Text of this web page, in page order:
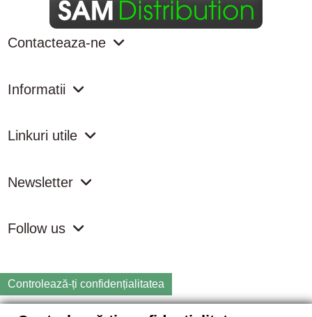
Contacteaza-ne
Informatii
Linkuri utile
Newsletter
Follow us
Controlează-ți confidențialitatea